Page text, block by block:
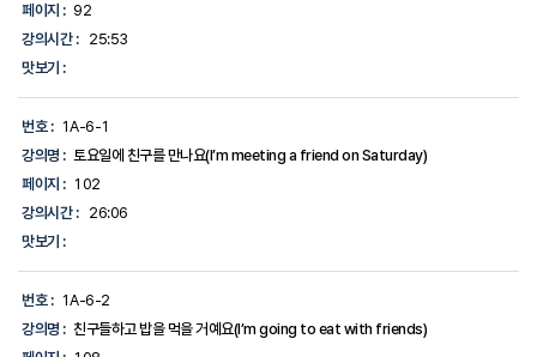
페이지 : 92
강의시간 :
25:53
맛보기 :
번호 : 1A-6-1
강의명 : 토요일에 친구를 만나요(I’m meeting a friend on Saturday)
페이지 : 102
강의시간 :
26:06
맛보기 :
번호 : 1A-6-2
강의명 : 친구들하고 밥을 먹을 거예요(I’m going to eat with friends)